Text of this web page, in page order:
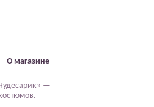
О магазине
—